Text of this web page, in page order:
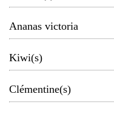
Ananas victoria
Kiwi(s)
Clémentine(s)